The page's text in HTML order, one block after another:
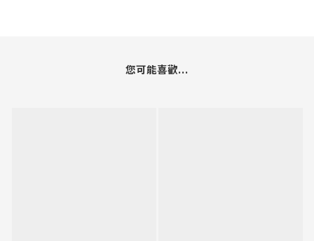
您可能喜歡...